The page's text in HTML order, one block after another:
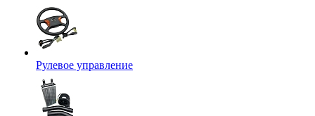
Рулевое управление